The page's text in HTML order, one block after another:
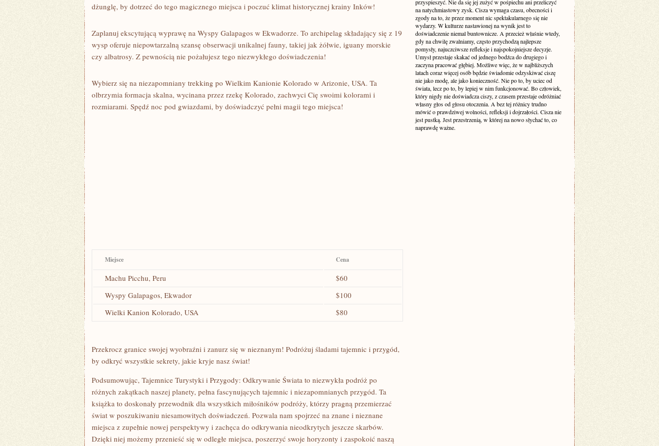
dżunglę, by ⁢dotrzeć do‌ tego magicznego miejsca‌ i ‌poczuć ⁢klimat historycznej⁣ krainy Inków!
Zaplanuj ekscytującą ‍wyprawę na Wyspy Galapagos w⁤ Ekwadorze. To​ archipelag składający ⁢się ‍z 19‌
wysp oferuje niepowtarzalną szansę obserwacji unikalnej fauny, ‌takiej jak żółwie,​ iguany morskie
czy albatrosy. Z pewnością nie ‍pożałujesz tego niezwykłego doświadczenia!
Wybierz się ​na niezapomniany trekking po Wielkim Kanionie Kolorado w Arizonie,‌ USA. Ta‌
olbrzymia ‌formacja skalna, ⁢wycinana przez rzekę Kolorado, ⁤zachwyci Cię swoimi kolorami⁢ i
rozmiarami. Spędź noc pod gwiazdami, by doświadczyć pełni magii tego miejsca!
Miejsce Cena
Machu Picchu, ⁣Peru
$60
Wyspy⁢ Galapagos, Ekwador
$100
Wielki Kanion Kolorado,​ USA
$80
Przekrocz granice swojej wyobraźni‍ i zanurz się⁢ w nieznanym! Podróżuj śladami ⁢tajemnic i przygód,
by odkryć wszystkie sekrety, jakie kryje nasz świat!
Podsumowując, Tajemnice Turystyki i Przygody: Odkrywanie Świata to ⁢niezwykła podróż ⁤po
różnych zakątkach naszej planety, pełna⁣ fascynujących tajemnic⁣ i⁢ niezapomnianych przygód. Ta
książka to doskonały ‌przewodnik dla⁢ wszystkich miłośników podróży,⁣ którzy pragną przemierzać
świat w ⁢poszukiwaniu ⁢niesamowitych doświadczeń. ⁣Pozwala nam ⁢spojrzeć ⁣na znane ⁣i nieznane
miejsca​ z zupełnie​ nowej perspektywy i zachęca do⁣ odkrywania nieodkrytych‍ jeszcze skarbów.
Dzięki niej‍ możemy przenieść się w odległe miejsca,⁣ poszerzyć⁤ swoje horyzonty i​ zaspokoić naszą
przyspieszyć. Nie da się jej zużyć w pośpiechu ani przeliczyć
na natychmiastowy zysk. Cisza wymaga czasu, obecności i
zgody na to, że przez moment nic spektakularnego się nie
wydarzy. W kulturze nastawionej na wynik jest to
doświadczenie niemal buntownicze. A przecież właśnie wtedy,
gdy na chwilę zwalniamy, często przychodzą najlepsze
pomysły, najuczciwsze refleksje i najspokojniejsze decyzje.
Umysł przestaje skakać od jednego bodźca do drugiego i
zaczyna pracować głębiej. Możliwe więc, że w najbliższych
latach coraz więcej osób będzie świadomie odzyskiwać ciszę
nie jako modę, ale jako konieczność. Nie po to, by uciec od
świata, lecz po to, by lepiej w nim funkcjonować. Bo człowiek,
który nigdy nie doświadcza ciszy, z czasem przestaje odróżniać
własny głos od głosu otoczenia. A bez tej różnicy trudno
mówić o prawdziwej wolności, refleksji i dojrzałości. Cisza nie
jest pustką. Jest przestrzenią, w której na nowo słychać to, co
naprawdę ważne.